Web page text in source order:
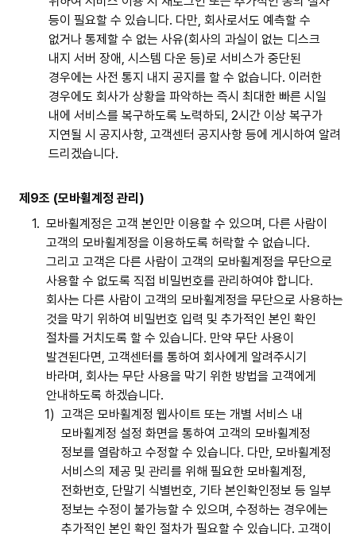
등이 필요할 수 있습니다. 다만, 회사로서도 예측할 수
없거나 통제할 수 없는 사유(회사의 과실이 없는 디스크
내지 서버 장애, 시스템 다운 등)로 서비스가 중단된
경우에는 사전 통지 내지 공지를 할 수 없습니다. 이러한
경우에도 회사가 상황을 파악하는 즉시 최대한 빠른 시일
내에 서비스를 복구하도록 노력하되, 2시간 이상 복구가
지연될 시 공지사항, 고객센터 공지사항 등에 게시하여 알려
드리겠습니다.
제9조 (모바휠계정 관리)
1. 모바휠계정은 고객 본인만 이용할 수 있으며, 다른 사람이
고객의 모바휠계정을 이용하도록 허락할 수 없습니다.
그리고 고객은 다른 사람이 고객의 모바휠계정을 무단으로
사용할 수 없도록 직접 비밀번호를 관리하여야 합니다.
회사는 다른 사람이 고객의 모바휠계정을 무단으로 사용하는
것을 막기 위하여 비밀번호 입력 및 추가적인 본인 확인
절차를 거치도록 할 수 있습니다. 만약 무단 사용이
발견된다면, 고객센터를 통하여 회사에게 알려주시기
바라며, 회사는 무단 사용을 막기 위한 방법을 고객에게
안내하도록 하겠습니다.
1) 고객은 모바휠계정 웹사이트 또는 개별 서비스 내
모바휠계정 설정 화면을 통하여 고객의 모바휠계정
정보를 열람하고 수정할 수 있습니다. 다만, 모바휠계정
서비스의 제공 및 관리를 위해 필요한 모바휠계정,
전화번호, 단말기 식별번호, 기타 본인확인정보 등 일부
정보는 수정이 불가능할 수 있으며, 수정하는 경우에는
추가적인 본인 확인 절차가 필요할 수 있습니다. 고객이